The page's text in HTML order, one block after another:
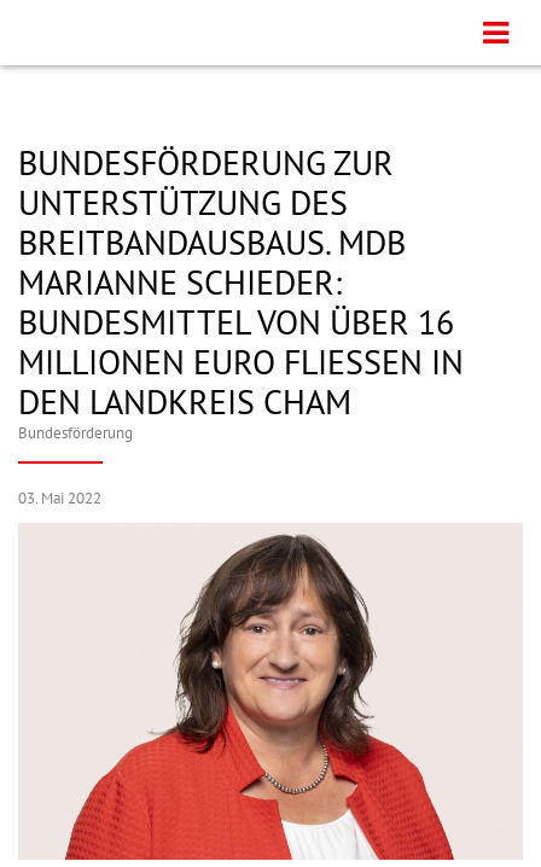
BUNDESFÖRDERUNG ZUR
UNTERSTÜTZUNG DES
BREITBANDAUSBAUS. MDB
MARIANNE SCHIEDER:
BUNDESMITTEL VON ÜBER 16
MILLIONEN EURO FLIESSEN IN
DEN LANDKREIS CHAM
Bundesförderung
03. Mai 2022